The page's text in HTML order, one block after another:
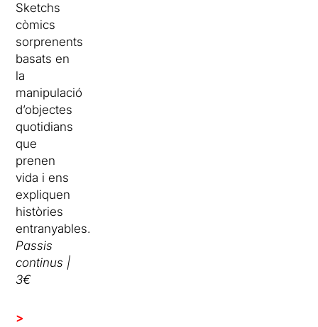
Sketchs
còmics
sorprenents
basats en
la
manipulació
d’objectes
quotidians
que
prenen
vida i ens
expliquen
històries
entranyables.
Passis
continus |
3€
>